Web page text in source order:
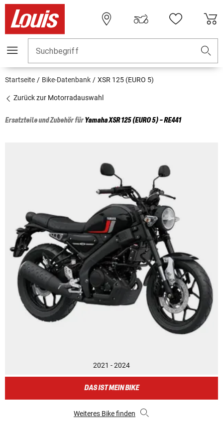
Suchbegriff
Startseite Bike-Datenbank XSR 125 (EURO 5)
Zurück zur Motorradauswahl
Ersatzteile und Zubehör fürYamahaXSR 125 (EURO 5) - RE441
2021 - 2024
DAS IST MEIN BIKE
Weiteres Bike finden